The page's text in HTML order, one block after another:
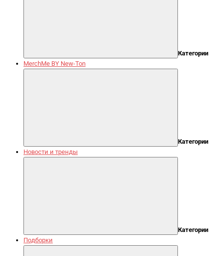
Категории
MerchMe BY New-Ton
Категории
Новости и тренды
Категории
Подборки